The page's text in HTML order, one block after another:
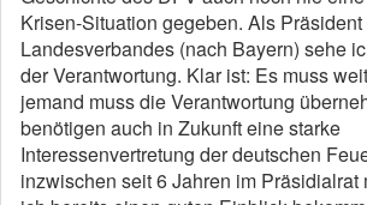
Krisen-Situation gegeben. Als
Landesverbandes (nach Bayern) sehe
der Verantwortung. Klar ist: Es muss
jemand muss die Verantwortung
benötigen auch in Zukunft eine starke
Interessenvertretung der deutschen
inzwischen seit 6 Jahren im Präsidialrat